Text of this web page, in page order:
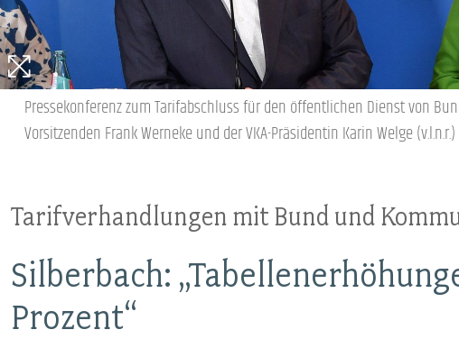
MITBESTIMMUNG
MITGLIEDSCHAFT & SERVICE
Pressekonferenz zum Tarifabschluss für den öffentlichen Dienst von
Vorsitzenden Frank Werneke und der VKA-Präsidentin Karin Welge (v.l.n.r.)
Tarifverhandlungen mit Bund und
Silberbach:
Prozent“